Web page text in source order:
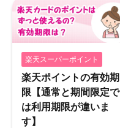
楽天スーパーポイント
楽天ポイントの有効期
限【通常と期間限定で
は利用期限が違いま
す】